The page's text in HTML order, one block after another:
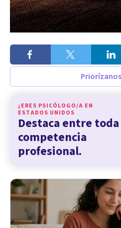
¿ERES PSICÓLOGO/A EN
ESTADOS UNIDOS
Destaca entre
competencia
profesional.